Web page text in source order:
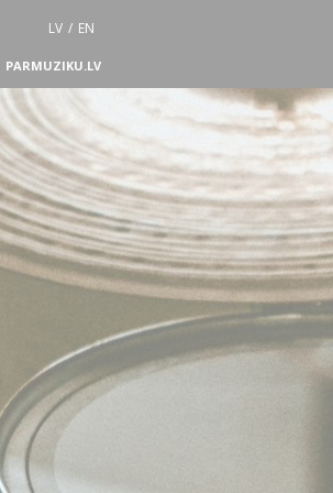
LV / EN
PARMUZIKU.LV